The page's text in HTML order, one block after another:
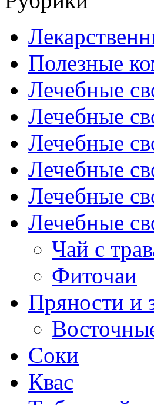
Полезные
Лечебные
Лечебные
Лечебные
Лечебные
Лечебные
Лечебные
Чай с
Фиточаи
Пряности и
Соки
Квас